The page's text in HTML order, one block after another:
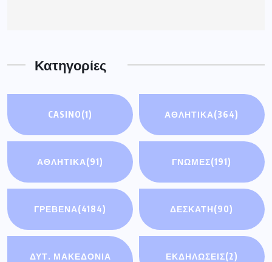
Κατηγορίες
CASINO(1) ΑΘΛΗΤΙΚΑ(364)
ΑΘΛΗΤΙΚΆ(91) ΓΝΩΜΕΣ(191)
ΓΡΕΒΕΝΑ(4184) ΔΕΣΚΑΤΗ(90)
ΔΥΤ. ΜΑΚΕΔΟΝΙΑ
ΕΚΔΗΛΩΣΕΙΣ(2)